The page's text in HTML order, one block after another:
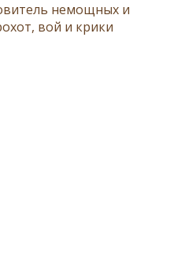
немощных и
вой и крики